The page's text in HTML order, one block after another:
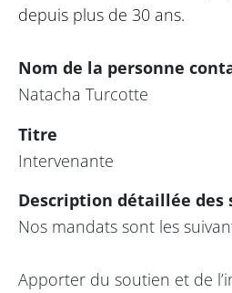
depuis plus de 30 ans.
Nom de la personne
Natacha Turcotte
Titre
Intervenante
Description détaillée des
Nos mandats sont les
Apporter du soutien et de